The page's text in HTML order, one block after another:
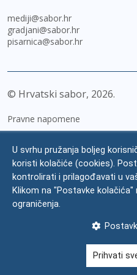
mediji@sabor.hr
gradjani@sabor.hr
pisarnica@sabor.hr
© Hrvatski sabor, 2026
Pravne napomene
Zaštita osobnih podataka
Impressum
Česta pitanja
U svrhu pružanja boljeg
koristi kolačiće (cookies).
kontrolirati i prilagođavati u
Klikom na "Postavke
ograničenja.
Prihvati